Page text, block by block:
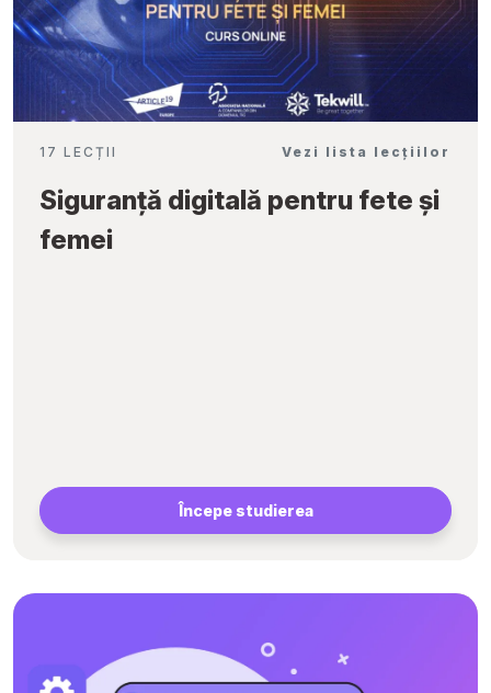
17 LECȚII Vezi lista lecțiilor
Siguranță digitală pentru fete și
femei
Începe studierea